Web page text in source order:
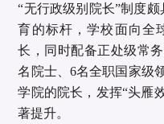
“无行政级别院长”制度
育的标杆，学校面向全
长，同时配备正处级常
名院士、6名全职国家级
学院的院长，发挥“头雁
著提升。